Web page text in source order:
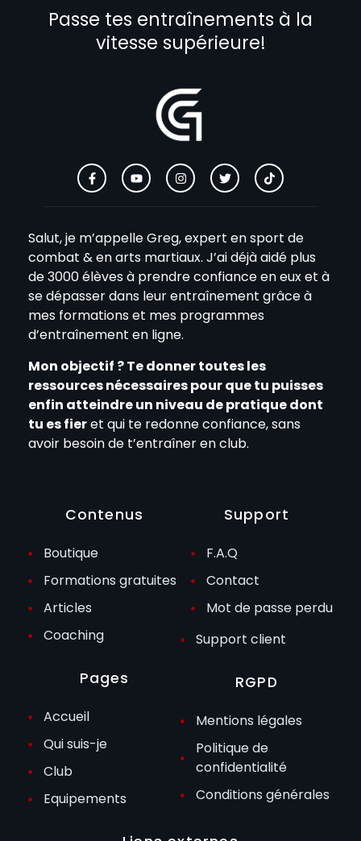
Passe tes entraînements à la
vitesse supérieure!
Salut, je m’appelle Greg, expert en sport de
combat & en arts martiaux. J’ai déjà aidé plus
de 3000 élèves à prendre confiance en eux et à
se dépasser dans leur entraînement grâce à
mes formations et mes programmes
d’entraînement en ligne.
Mon objectif ? Te donner toutes les
ressources nécessaires pour que tu puisses
enfin atteindre un niveau de pratique dont
tu es fieret qui te redonne confiance, sans
avoir besoin de t’entraîner en club.
Contenus
Boutique
Formations gratuites
Articles
Coaching
Pages
Accueil
Qui suis-je
Club
Equipements
Support
F.A.Q
Contact
Mot de passe perdu
Support client
RGPD
Mentions légales
Politique de
confidentialité
Conditions générales